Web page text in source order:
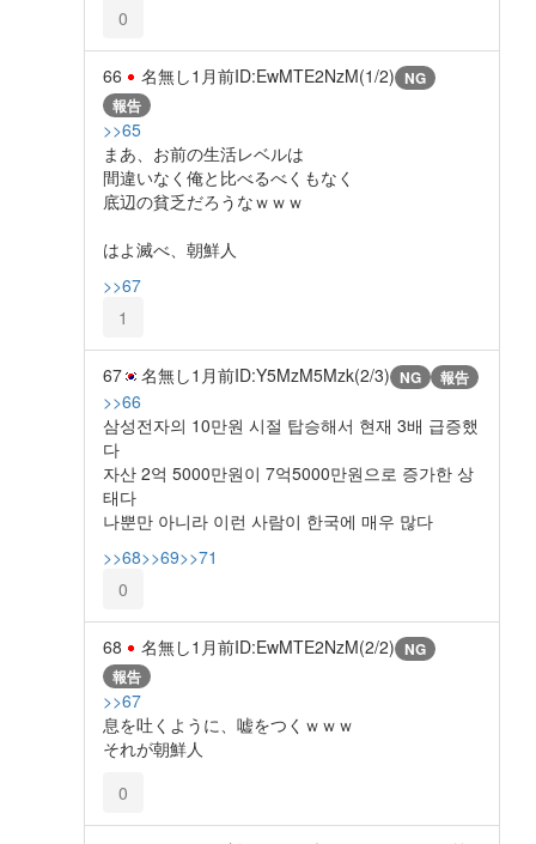
0
66 名無し1月前ID:EwMTE2NzM(1/2) NG
報告
>>65
まあ、お前の生活レベルは
間違いなく俺と比べるべくもなく
底辺の貧乏だろうなｗｗｗ
はよ滅べ、朝鮮人
>>67
1
67 名無し1月前ID:Y5MzM5Mzk(2/3) NG 報告
>>66
삼성전자의 10만원 시절 탑승해서 현재 3배 급증했
다
자산 2억 5000만원이 7억5000만원으로 증가한 상
태다
나뿐만 아니라 이런 사람이 한국에 매우 많다
>>68>>69>>71
0
68 名無し1月前ID:EwMTE2NzM(2/2) NG
報告
>>67
息を吐くように、嘘をつくｗｗｗ
それが朝鮮人
0